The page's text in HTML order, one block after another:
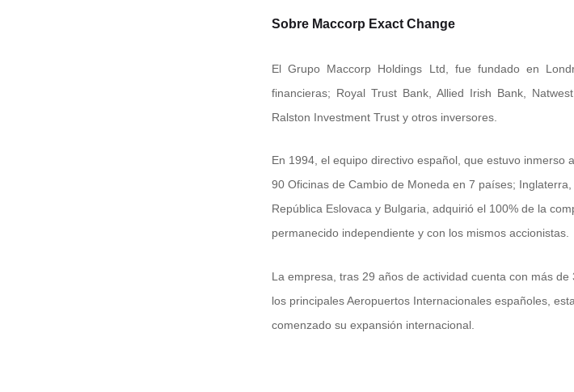
Sobre Maccorp Exact Change
El Grupo Maccorp Holdings Ltd, fue fundado en
financieras; Royal Trust Bank, Allied Irish Bank,
Ralston Investment Trust y otros inversores.
En 1994, el equipo directivo español, que estuvo inmerso
90 Oficinas de Cambio de Moneda en 7 países;
República Eslovaca y Bulgaria, adquirió el 100% de la
permanecido independiente y con los mismos accionistas.
La empresa, tras 29 años de actividad cuenta con más
los principales Aeropuertos Internacionales españoles,
comenzado su expansión internacional.